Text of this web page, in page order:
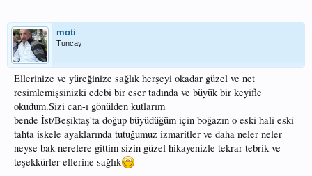
moti
Tuncay
Ellerinize ve yüreğinize sağlık herşeyi okadar güzel ve net
resimlemişsinizki edebi bir eser tadında ve büyük bir keyifle
okudum.Sizi can-ı gönülden kutlarım
bende İst/Beşiktaş'ta doğup büyüdüğüm için boğazın o eski hali eski
tahta iskele ayaklarında tutuğumuz izmaritler ve daha neler neler
neyse bak nerelere gittim sizin güzel hikayenizle tekrar tebrik ve
teşekkürler ellerine sağlık